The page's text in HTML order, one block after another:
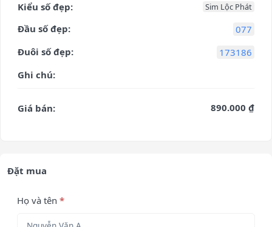
Kiểu số đẹp: Sim Lộc Phát
Đầu số đẹp:
077
Đuôi số đẹp:
173186
Ghi chú:
Giá bán: 890.000 ₫
Đặt mua
Họ và tên *